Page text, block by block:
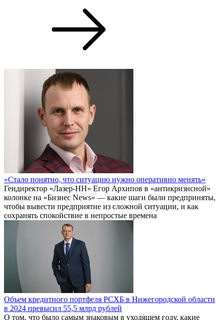
«Стало понятно, что ситуацию нужно оперативно менять»
Гендиректор «Лазер-НН» Егор Архипов в «антикризисной»
колонке на «Бизнес News» — какие шаги были предприняты,
чтобы вывести предприятие из сложной ситуации, и как
сохранять спокойствие в непростые времена
Объем кредитного портфеля РСХБ в Нижегородской области
в 2024 превысил 55,5 млрд рублей
О том, что было самым знаковым в уходящем году, какие